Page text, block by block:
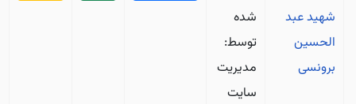
شهید عبد
الحسین
برونسی
شده
توسط:
مدیریت
سایت